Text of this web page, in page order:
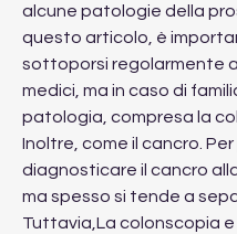
alcune patologie della
questo articolo, è
sottoporsi regolarmente
medici, ma in caso di
patologia, compresa la
Inoltre, come il cancro.
diagnosticare il cancro
ma spesso si tende a
Tuttavia,La colonscopia